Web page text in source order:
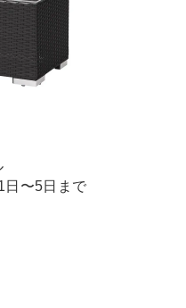
日〜5日まで